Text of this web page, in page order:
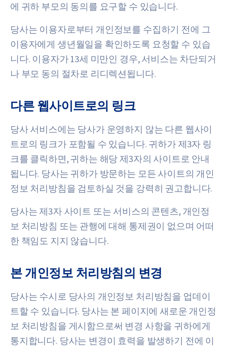
에 귀하 부모의 동의를 요구할 수 있습니다.
당사는 이용자로부터 개인정보를 수집하기 전에 그
이용자에게 생년월일을 확인하도록 요청할 수 있습
니다. 이용자가 13세 미만인 경우, 서비스는 차단되거
나 부모 동의 절차로 리디렉션됩니다.
다른 웹사이트로의 링크
당사 서비스에는 당사가 운영하지 않는 다른 웹사이
트로의 링크가 포함될 수 있습니다. 귀하가 제3자 링
크를 클릭하면, 귀하는 해당 제3자의 사이트로 안내
됩니다. 당사는 귀하가 방문하는 모든 사이트의 개인
정보 처리방침을 검토하실 것을 강력히 권고합니다.
당사는 제3자 사이트 또는 서비스의 콘텐츠, 개인정
보 처리방침 또는 관행에 대해 통제권이 없으며 어떠
한 책임도 지지 않습니다.
본 개인정보 처리방침의 변경
당사는 수시로 당사의 개인정보 처리방침을 업데이
트할 수 있습니다. 당사는 본 페이지에 새로운 개인정
보 처리방침을 게시함으로써 변경 사항을 귀하에게
통지합니다. 당사는 변경이 효력을 발생하기 전에 이